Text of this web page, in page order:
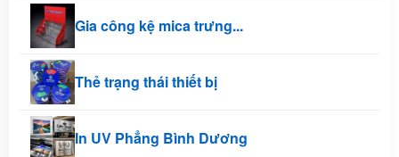
Gia công kệ mica trưng...
Thẻ trạng thái thiết bị
In UV Phẳng Bình Dương